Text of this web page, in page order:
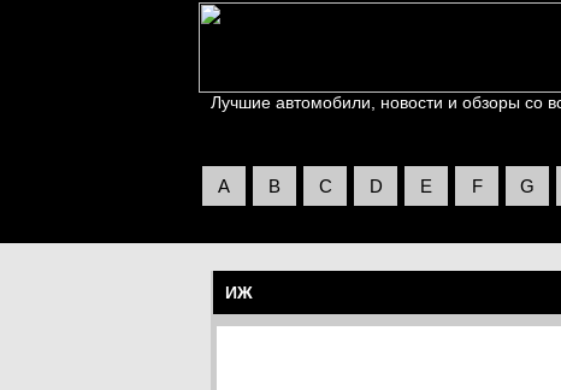
Лучшие автомобили, новости и обзоры со
A B C D E F G
ИЖ